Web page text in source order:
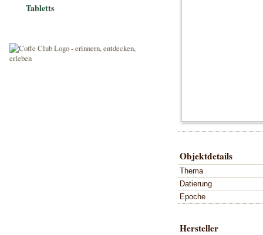
Objektdetails
Thema
Datierung
Epoche
Hersteller
Tabletts